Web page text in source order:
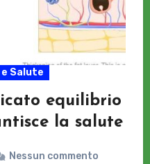
e Salute
equilibrio
la salute
Nessun commento